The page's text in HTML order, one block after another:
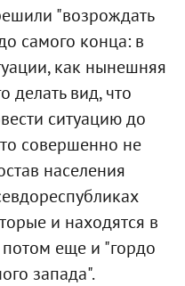
"возрождать
самого конца: в
как нынешняя
делать вид, что
ситуацию до
совершенно не
населения
и находятся в
потом еще и "гордо
запада".